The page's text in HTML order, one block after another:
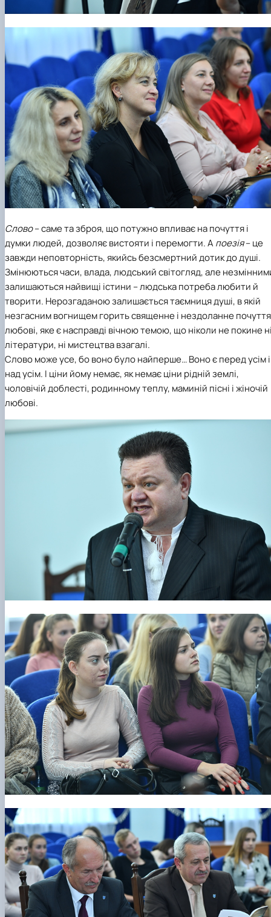
Слово– саме та зброя, що потужно впливає на почуття і
думки людей, дозволяє вистояти і перемогти. А поезія– це
завжди неповторність, якийсь безсмертний дотик до душі.
Змінюються часи, влада, людський світогляд, але
залишаються найвищі істини – людська потреба любити й
творити. Нерозгаданою залишається таємниця душі, в якій
незгасним вогнищем горить священне і нездоланне почуття
любові, яке є насправді вічною темою, що ніколи не покине
літератури, ні мистецтва взагалі.
Слово може усе, бо воно було найперше… Воно є перед усім і
над усім. І ціни йому немає, як немає ціни рідній землі,
чоловічій доблесті, родинному теплу, маминій пісні і жіночій
любові.